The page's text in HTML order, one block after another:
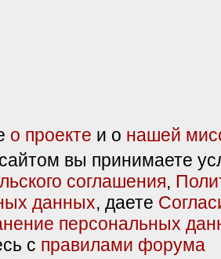
о проекте и о нашей
вы принимаете
соглашения,
данных, даете
персональных
с правилами форума